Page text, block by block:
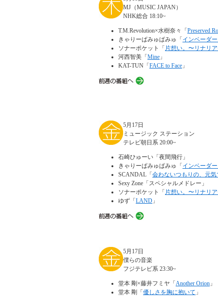
MJ（MUSIC JAPAN）
NHK総合 18:10~
T.M.Revolution×水樹奈々「 Preserved
きゃりーぱみゅぱみゅ「 インベーダ
ソナーポケット「 片想い。〜リナリ
河西智美「 Mine 」
KAT-TUN「 FACE to Face 」
5月17日
ミュージック ステーション
テレビ朝日系 20:00~
石崎ひゅーい「夜間飛行」
きゃりーぱみゅぱみゅ「 インベーダ
SCANDAL「 会わないつもりの、元気
Sexy Zone「スペシャルメドレー」
ソナーポケット「 片想い。〜リナリ
ゆず「 LAND 」
5月17日
僕らの音楽
フジテレビ系 23:30~
堂本 剛×藤井フミヤ「 Another Orion 」
堂本 剛「 優しさを胸に抱いて 」